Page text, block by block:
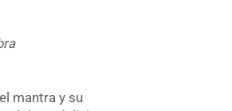
mantra y su